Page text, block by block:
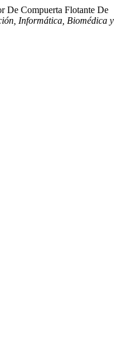
De Compuerta Flotante De
Informática, Biomédica y